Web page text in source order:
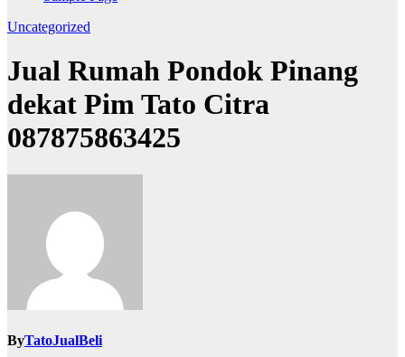
Uncategorized
Jual Rumah Pondok Pinang
dekat Pim Tato Citra
087875863425
ByTatoJualBeli